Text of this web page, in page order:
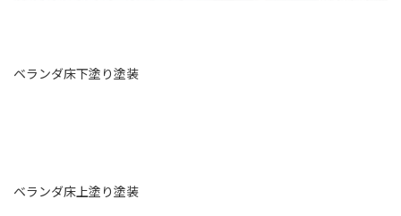
ベランダ床下塗り塗装
ベランダ床上塗り塗装